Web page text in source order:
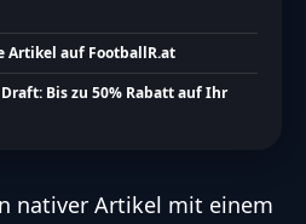
Artikel auf FootballR.at
Bis zu 50% Rabatt auf Ihr
nativer Artikel mit einem